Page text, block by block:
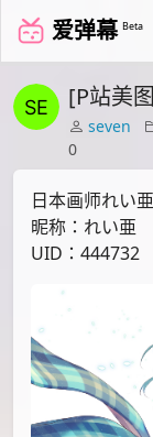
爱弹幕 Beta
[P站美
seven
0
日本画师れい
昵称：れい亜
UID：444732